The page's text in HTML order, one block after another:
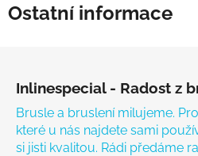
Ostatní informace
Inlinespecial - Radost z
Brusle a bruslení milujeme.
které u nás najdete sami
si jisti kvalitou. Rádi předáme